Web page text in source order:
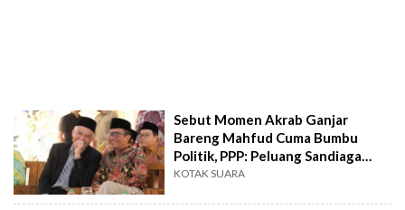
Sebut Momen Akrab Ganjar
Bareng Mahfud Cuma Bumbu
Politik, PPP: Peluang Sandiaga
Bacawapres Masih Ada
KOTAK SUARA